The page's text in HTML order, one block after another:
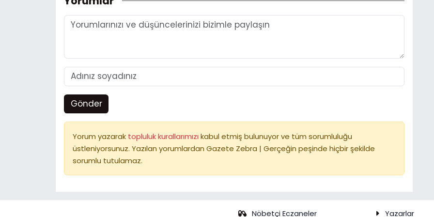
Gönder
Yorum yazarak topluluk kurallarımızı kabul etmiş bulunuyor ve tüm sorumluluğu
üstleniyorsunuz. Yazılan yorumlardan Gazete Zebra | Gerçeğin peşinde hiçbir şekilde
sorumlu tutulamaz.
Nöbetçi Eczaneler Yazarlar